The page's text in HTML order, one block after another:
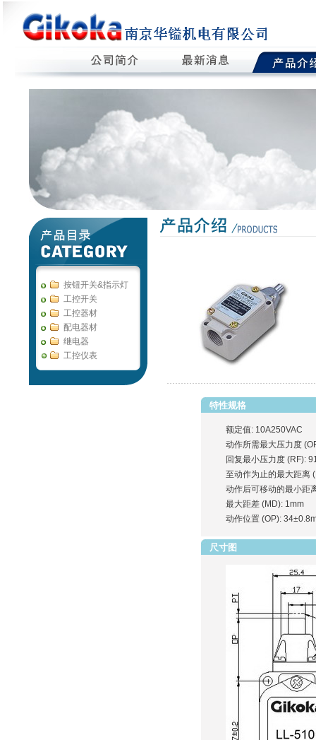
按钮开关&指示灯
工控开关
工控器材
配电器材
继电器
工控仪表
特性规格
额定值: 10A250VAC
动作所需最大压力度
回复最小压力度 (RF):
至动作为止的最大距离
动作后可移动的最小距
最大距差 (MD): 1mm
动作位置 (OP):
尺寸图